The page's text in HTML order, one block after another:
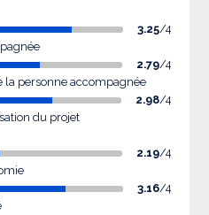
3.25/4
2.79/4
la personne accompagnée
2.98/4
du projet
2.19/4
3.16/4